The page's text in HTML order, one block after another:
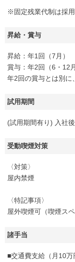
※固定残業代制は採用
昇給・賞与
昇給：年1回（7月）
賞与：年2回（6・12月
年2回の賞与とは別に
試用期間
(試用期間有り) 入社
受動喫煙対策
〈対策〉
屋内禁煙
〈特記事項〉
屋外喫煙可（喫煙ス
諸手当
■交通費支給（月10万